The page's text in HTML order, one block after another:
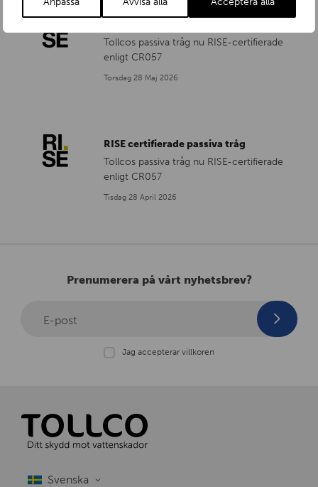
Tollcos passiva tråg nu RISE-certifierade
enligt CR057
Torsdag 28 Maj 2026
RISE certifierade passiva tråg
Tollcos passiva tråg nu RISE-certifierade
enligt CR057
Tisdag 28 April 2026
Prenumerera på vårt nyhetsbrev?
E-post
Jag accepterar villkoren